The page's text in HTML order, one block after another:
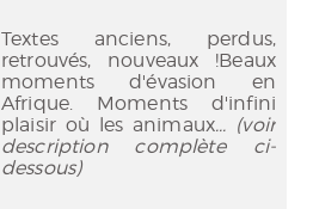
Textes anciens, perdus,
retrouvés, nouveaux !Beaux
moments d'évasion en
Afrique. Moments d'infini
plaisir où les animaux... (voir
description complète ci-
dessous)